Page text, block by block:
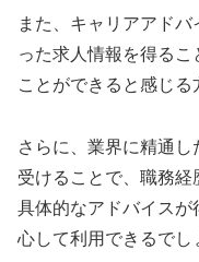
また、キャリアアド
った求人情報を得るこ
ことができると感じる
さらに、業界に精通
受けることで、職務
具体的なアドバイス
心して利用できるでし